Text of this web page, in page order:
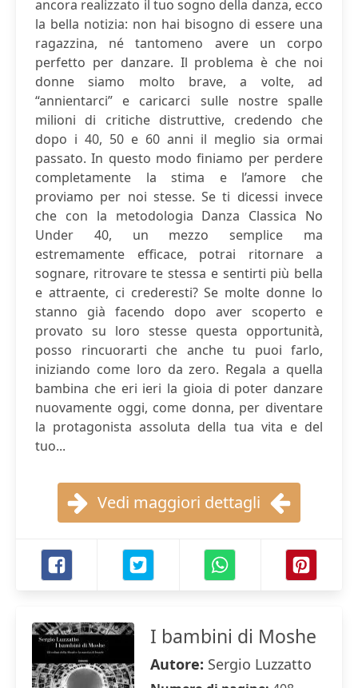
ancora realizzato il tuo sogno della danza, ecco
la bella notizia: non hai bisogno di essere una
ragazzina, né tantomeno avere un corpo
perfetto per danzare. Il problema è che noi
donne siamo molto brave, a volte, ad
“annientarci” e caricarci sulle nostre spalle
milioni di critiche distruttive, credendo che
dopo i 40, 50 e 60 anni il meglio sia ormai
passato. In questo modo finiamo per perdere
completamente la stima e l’amore che
proviamo per noi stesse. Se ti dicessi invece
che con la metodologia Danza Classica No
Under 40, un mezzo semplice ma
estremamente efficace, potrai ritornare a
sognare, ritrovare te stessa e sentirti più bella
e attraente, ci crederesti? Se molte donne lo
stanno già facendo dopo aver scoperto e
provato su loro stesse questa opportunità,
posso rincuorarti che anche tu puoi farlo,
iniziando come loro da zero. Regala a quella
bambina che eri ieri la gioia di poter danzare
nuovamente oggi, come donna, per diventare
la protagonista assoluta della tua vita e del
tuo...
Vedi maggiori dettagli
I bambini di Moshe
Autore: Sergio Luzzatto